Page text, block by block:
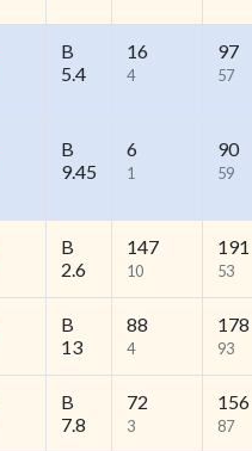
B
5.4
16
4
97
57
B
9.45
6
1
90
59
B
2.6
147
10
191
53
B
13
88
4
178
93
B
7.8
72
3
156
87